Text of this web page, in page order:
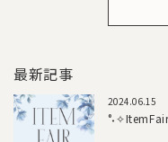
最新記事
2024.06.15